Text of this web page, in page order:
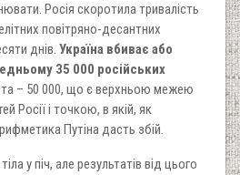
Росія скоротила тривалість
повітряно-десантних
днів. Україна вбиває або
35 000 російських
– 50 000, що є верхньою межею
Росії і точкою, в якій, як
Путіна дасть збій.
у піч, але результатів від цього